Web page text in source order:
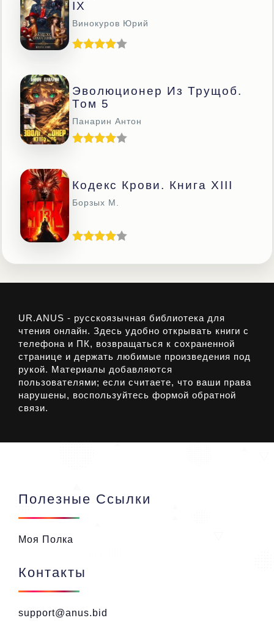
IX
Винокуров Юрий
Эволюционер Из Трущоб.
Том 5
Панарин Антон
Кодекс Крови. Книга ХIII
Борзых М.
UR.ANUS - русскоязычная библиотека для
чтения онлайн. Здесь удобно открывать книги с
телефона и ПК, возвращаться к сохраненной
странице и держать любимые произведения под
рукой. Материалы добавляются
пользователями; если считаете, что ваши права
нарушены, воспользуйтесь формой обратной
связи.
Полезные Ссылки
Моя Полка
Контакты
support@anus.bid